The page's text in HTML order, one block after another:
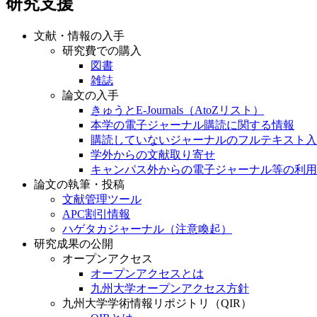
研究支援
文献・情報の入手
研究費での購入
図書
雑誌
論文の入手
きゅうとE-Journals（AtoZリスト）
本学の電子ジャーナル購読に関する情報
購読していないジャーナルのフルテキスト
学外からの文献取り寄せ
キャンパス外からの電子ジャーナル等の利用
論文の執筆・投稿
文献管理ツール
APC割引情報
ハゲタカジャーナル（注意喚起）
研究成果の公開
オープンアクセス
オープンアクセスとは
九州大学オープンアクセス方針
九州大学学術情報リポジトリ（QIR）